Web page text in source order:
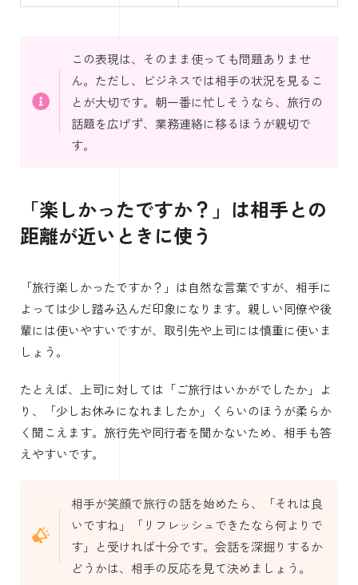
この表現は、そのまま使っても問題ありませ
ん。ただし、ビジネスでは相手の状況を見るこ
とが大切です。朝一番に忙しそうなら、旅行の
話題を広げず、業務連絡に移るほうが親切で
す。
「楽しかったですか？」は相手との
距離が近いときに使う
「旅行楽しかったですか？」は自然な言葉ですが、相手に
よっては少し踏み込んだ印象になります。親しい同僚や後
輩には使いやすいですが、取引先や上司には慎重に使いま
しょう。
たとえば、上司に対しては「ご旅行はいかがでしたか」よ
り、「少しお休みになれましたか」くらいのほうが柔らか
く聞こえます。旅行先や同行者を聞かないため、相手も答
えやすいです。
相手が笑顔で旅行の話を始めたら、「それは良
いですね」「リフレッシュできたなら何よりで
す」と受ければ十分です。会話を深掘りするか
どうかは、相手の反応を見て決めましょう。